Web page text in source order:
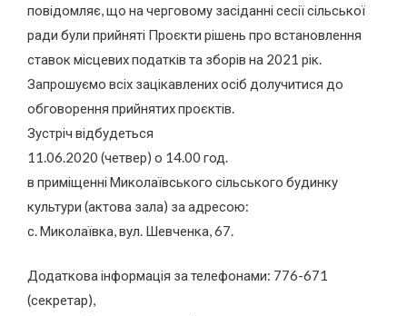
повідомляє, що на черговому засіданні сесії сільської
ради були прийняті Проєкти рішень про встановлення
ставок місцевих податків та зборів на 2021 рік.
Запрошуємо всіх зацікавлених осіб долучитися до
обговорення прийнятих проєктів.
Зустріч відбудеться
11.06.2020 (четвер) о 14.00 год.
в приміщенні Миколаївського сільського будинку
культури (актова зала) за адресою:
с. Миколаївка, вул. Шевченка, 67.
Додаткова інформація за телефонами: 776-671
(секретар),